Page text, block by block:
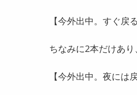
【今外出中。すぐ戻
ちなみに2本だけあ
【今外出中。夜には